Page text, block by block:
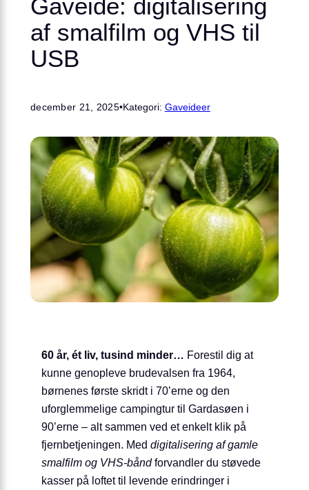
Gaveidé: digitalisering
af smalfilm og VHS til
USB
december 21, 2025•Kategori: Gaveideer
60 år, ét liv, tusind minder… Forestil dig at
kunne genopleve brudevalsen fra 1964,
børnenes første skridt i 70’erne og den
uforglemmelige campingtur til Gardasøen i
90’erne – alt sammen ved et enkelt klik på
fjernbetjeningen. Med digitalisering af gamle
smalfilm og VHS-båndforvandler du støvede
kasser på loftet til levende erindringer i